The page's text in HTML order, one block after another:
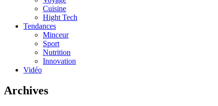
Cuisine
Hight Tech
Tendances
Minceur
Sport
Nutrition
Innovation
Vidéo
Archives